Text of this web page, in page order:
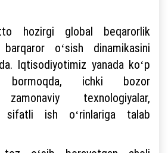
hozirgi global beqarorlik
oʻsish dinamikasini
Iqtisodiyotimiz yanada koʻp
ichki bozor
zamonaviy texnologiyalar,
sifatli ish oʻrinlariga talab